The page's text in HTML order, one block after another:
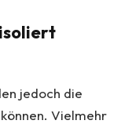
jedoch die
Vielmehr